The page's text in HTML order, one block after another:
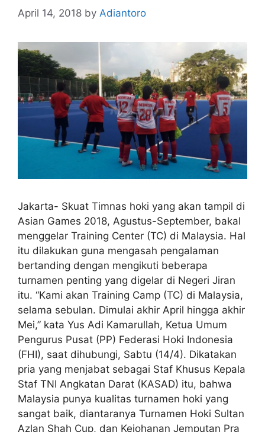
April 14, 2018 by Adiantoro
Jakarta- Skuat Timnas hoki yang akan tampil di
Asian Games 2018, Agustus-September, bakal
menggelar Training Center (TC) di Malaysia. Hal
itu dilakukan guna mengasah pengalaman
bertanding dengan mengikuti beberapa
turnamen penting yang digelar di Negeri Jiran
itu. “Kami akan Training Camp (TC) di Malaysia,
selama sebulan. Dimulai akhir April hingga akhir
Mei,” kata Yus Adi Kamarullah, Ketua Umum
Pengurus Pusat (PP) Federasi Hoki Indonesia
(FHI), saat dihubungi, Sabtu (14/4). Dikatakan
pria yang menjabat sebagai Staf Khusus Kepala
Staf TNI Angkatan Darat (KASAD) itu, bahwa
Malaysia punya kualitas turnamen hoki yang
sangat baik, diantaranya Turnamen Hoki Sultan
Azlan Shah Cup, dan Kejohanan Jemputan Pra